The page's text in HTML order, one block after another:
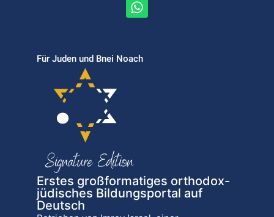
Für Juden und Bnei Noach
Erstes großformatiges orthodox-
jüdisches Bildungsportal auf
Deutsch